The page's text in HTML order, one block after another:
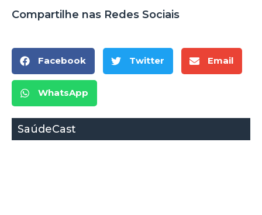
Compartilhe nas Redes Sociais
Facebook Twitter Email
WhatsApp
SaúdeCast